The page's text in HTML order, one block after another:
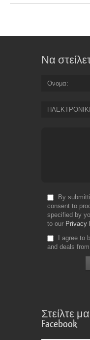
Να
Ονομα
By
consent to
specified by
to our Privacy
I agree to
and deals
Στείλτε
Facebook